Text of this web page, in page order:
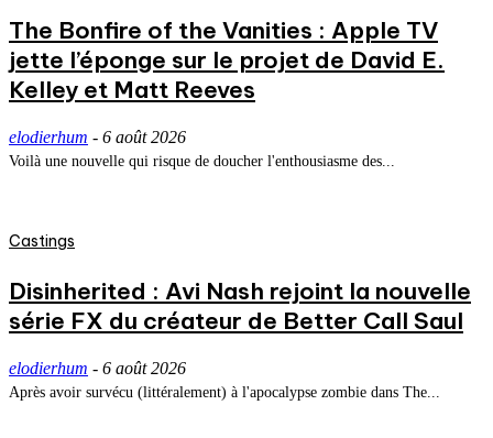
The Bonfire of the Vanities : Apple TV
jette l’éponge sur le projet de David E.
Kelley et Matt Reeves
elodierhum - 6 août 2026
Voilà une nouvelle qui risque de doucher l'enthousiasme des...
Castings
Disinherited : Avi Nash rejoint la nouvelle
série FX du créateur de Better Call Saul
elodierhum - 6 août 2026
Après avoir survécu (littéralement) à l'apocalypse zombie dans The...